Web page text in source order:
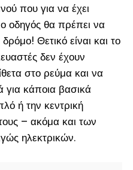
που για να έχει
οδηγός θα πρέπει να
Θετικό είναι και το
δεν έχουν
στο ρεύμα και να
για κάποια βασικά
ή την κεντρική
– ακόμα και των
ηλεκτρικών.